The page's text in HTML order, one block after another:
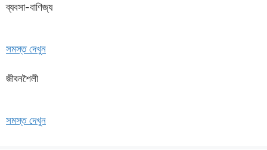
ব্যবসা-বাণিজ্য
সমস্ত দেখুন
জীবনশৈলী
সমস্ত দেখুন